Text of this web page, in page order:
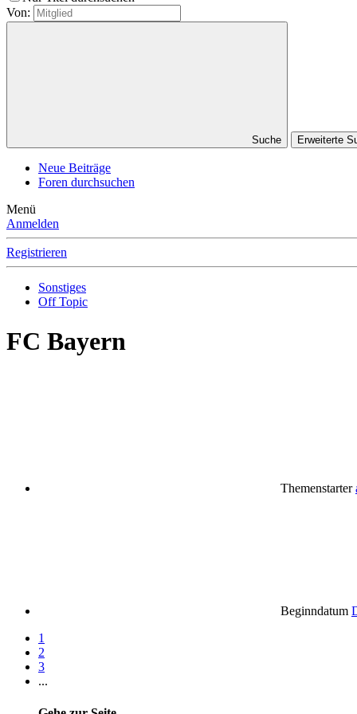
Von:
Suche Erweiterte
Neue Beiträge
Foren durchsuchen
Menü
Anmelden
Registrieren
Sonstiges
Off Topic
FC Bayern
Themenstarter
Beginndatum
1
2
3
...